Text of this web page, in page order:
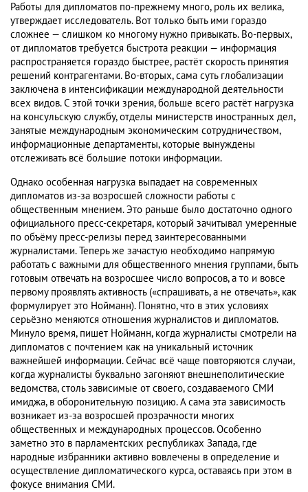
Работы для дипломатов по-прежнему много, роль их велика,
утверждает исследователь. Вот только быть ими гораздо
сложнее — слишком ко многому нужно привыкать. Во-первых,
от дипломатов требуется быстрота реакции — информация
распространяется гораздо быстрее, растёт скорость принятия
решений контрагентами. Во-вторых, сама суть глобализации
заключена в интенсификации международной деятельности
всех видов. С этой точки зрения, больше всего растёт нагрузка
на консульскую службу, отделы министерств иностранных дел,
занятые международным экономическим сотрудничеством,
информационные департаменты, которые вынуждены
отслеживать всё большие потоки информации.
Однако особенная нагрузка выпадает на современных
дипломатов из-за возросшей сложности работы с
общественным мнением. Это раньше было достаточно одного
официального пресс-секретаря, который зачитывал умеренные
по объёму пресс-релизы перед заинтересованными
журналистами. Теперь же зачастую необходимо напрямую
работать с важными для общественного мнения группами, быть
готовым отвечать на возросшее число вопросов, а то и вовсе
первому проявлять активность («спрашивать, а не отвечать», как
формулирует это Нойманн). Понятно, что в этих условиях
серьёзно меняются отношения журналистов и дипломатов.
Минуло время, пишет Нойманн, когда журналисты смотрели на
дипломатов с почтением как на уникальный источник
важнейшей информации. Сейчас всё чаще повторяются случаи,
когда журналисты буквально загоняют внешнеполитические
ведомства, столь зависимые от своего, создаваемого СМИ
имиджа, в оборонительную позицию. А сама эта зависимость
возникает из-за возросшей прозрачности многих
общественных и международных процессов. Особенно
заметно это в парламентских республиках Запада, где
народные избранники активно вовлечены в определение и
осуществление дипломатического курса, оставаясь при этом в
фокусе внимания СМИ.